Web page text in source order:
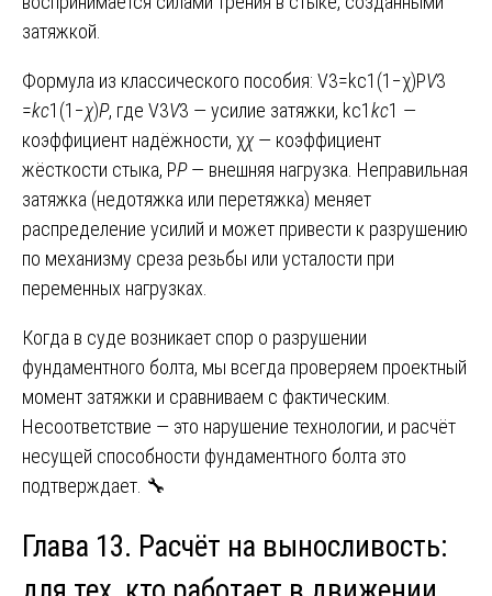
затяжкой.
Формула из классического пособия: V3=kc1(1−χ)PV3​
=kc1​(1−χ)P, где V3V3​ — усилие затяжки, kc1kc1​ —
коэффициент надёжности, χχ — коэффициент
жёсткости стыка, PP— внешняя нагрузка. Неправильная
затяжка (недотяжка или перетяжка) меняет
распределение усилий и может привести к разрушению
по механизму среза резьбы или усталости при
переменных нагрузках.
Когда в суде возникает спор о разрушении
фундаментного болта, мы всегда проверяем проектный
момент затяжки и сравниваем с фактическим.
Несоответствие — это нарушение технологии, и расчёт
несущей способности фундаментного болта это
подтверждает. 🔧
Глава 13. Расчёт на выносливость: